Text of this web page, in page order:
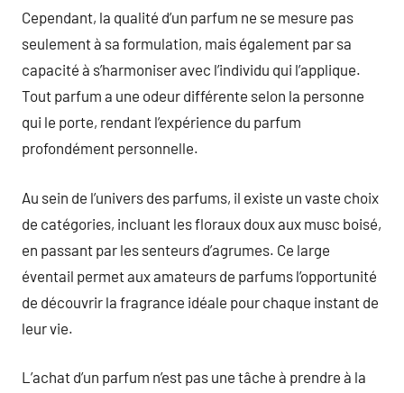
Cependant, la qualité d’un parfum ne se mesure pas
seulement à sa formulation, mais également par sa
capacité à s’harmoniser avec l’individu qui l’applique.
Tout parfum a une odeur différente selon la personne
qui le porte, rendant l’expérience du parfum
profondément personnelle.
Au sein de l’univers des parfums, il existe un vaste choix
de catégories, incluant les floraux doux aux musc boisé,
en passant par les senteurs d’agrumes. Ce large
éventail permet aux amateurs de parfums l’opportunité
de découvrir la fragrance idéale pour chaque instant de
leur vie.
L’achat d’un parfum n’est pas une tâche à prendre à la